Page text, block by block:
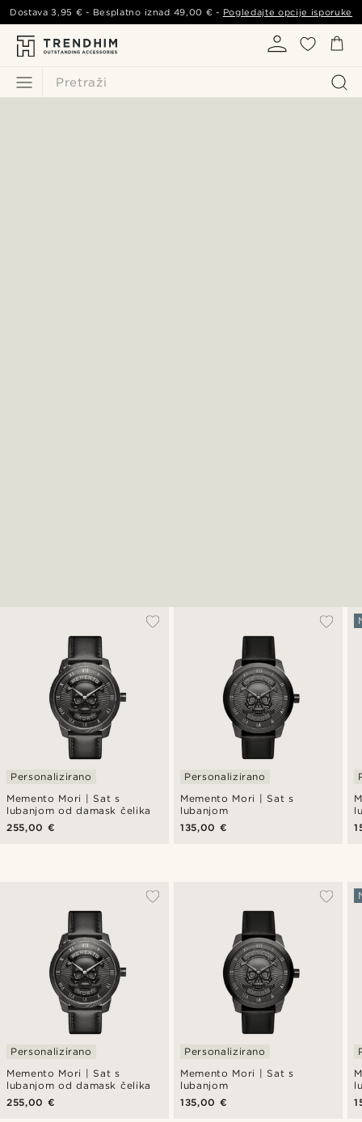
Pretraži
Dostava3,95 € - Besplatno iznad 49,00 € - Pogledajte opcije isporuke
Memento Mori | Sat s
lubanjom od damask čelika
Personalizirano
255,00 €
Memento Mori | Sat s
lubanjom
Personalizirano
135,00 €
Memento Mori | Sat s
lubanjom od damask čelika
Personalizirano
255,00 €
Memento Mori | Sat s
lubanjom
Personalizirano
135,00 €